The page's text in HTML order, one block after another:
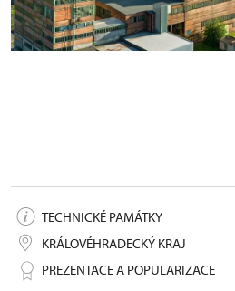
TECHNICKÉ PAMÁTKY
KRÁLOVÉHRADECKÝ KRAJ
PREZENTACE A POPULARIZACE